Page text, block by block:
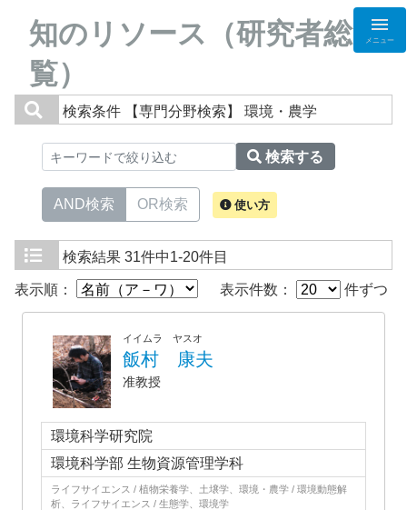
知のリソース（研究者総
覧）
メニュー
検索条件 【専門分野検索】 環境・農学
検索する
AND検索 OR検索 使い方
検索結果 31件中1-20件目
表示順： 表示件数： 件ずつ
イイムラ ヤスオ
飯村 康夫
准教授
環境科学研究院
環境科学部 生物資源管理学科
ライフサイエンス / 植物栄養学、土壌学、環境・農学 / 環境動態解
析、ライフサイエンス / 生態学、環境学